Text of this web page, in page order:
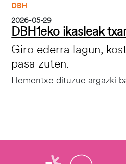
DBH
2026-05-29
DBH1eko ikasleak
Giro ederra lagun,
pasa zuten.
Hementxe dituzue argazki